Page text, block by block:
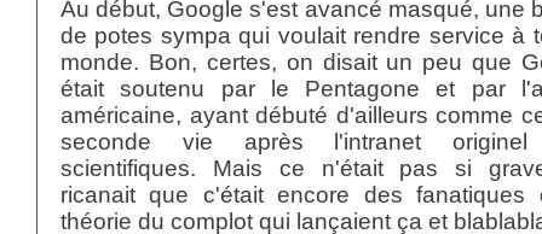
Au début, Google s'est avancé masqué, une
de potes sympa qui voulait rendre service à
monde. Bon, certes, on disait un peu que
était soutenu par le Pentagone et par
américaine, ayant débuté d'ailleurs comme
seconde vie après l'intranet
scientifiques. Mais ce n'était pas si
ricanait que c'était encore des fanatiques
théorie du complot qui lançaient ça et